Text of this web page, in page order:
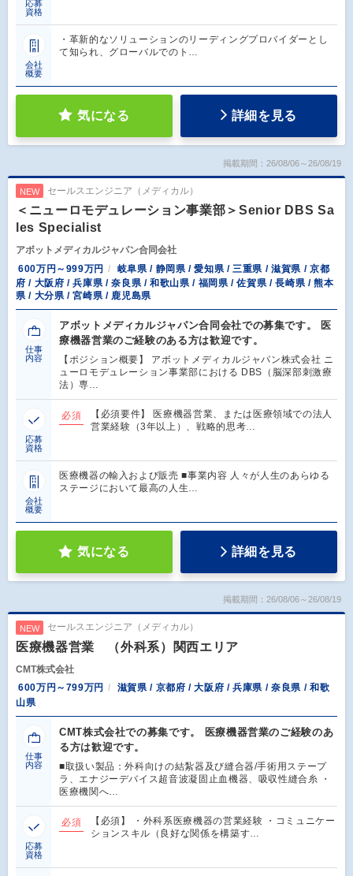
応募
資格
会社
概要
・革新的なソリューションのリーディングプロバイダーとし
て知られ、グローバルでのト…
気になる 詳細を見る
掲載期間：26/08/06～26/08/19
NEW セールスエンジニア（メディカル）
＜ニューロモデュレーション事業部＞Senior DBS Sa
les Specialist
アボットメディカルジャパン合同会社
600万円～999万円
岐阜県 / 静岡県 / 愛知県 / 三重県 / 滋賀県 / 京都
府 / 大阪府 / 兵庫県 / 奈良県 / 和歌山県 / 福岡県 / 佐賀県 / 長崎県 / 熊本
県 / 大分県 / 宮崎県 / 鹿児島県
仕事
内容
アボットメディカルジャパン合同会社での募集です。 医
療機器営業のご経験のある方は歓迎です。
【ポジション概要】 アボットメディカルジャパン株式会社 ニ
ューロモデュレーション事業部における DBS（脳深部刺激療
法）専…
応募
資格
必須
【必須要件】 医療機器営業、または医療領域での法人
営業経験（3年以上）、戦略的思考…
会社
概要
医療機器の輸入および販売 ■事業内容 人々が人生のあらゆる
ステージにおいて最高の人生…
気になる 詳細を見る
掲載期間：26/08/06～26/08/19
NEW セールスエンジニア（メディカル）
医療機器営業 （外科系）関西エリア
CMT株式会社
600万円～799万円
滋賀県 / 京都府 / 大阪府 / 兵庫県 / 奈良県 / 和歌
山県
仕事
内容
CMT株式会社での募集です。 医療機器営業のご経験のあ
る方は歓迎です。
■取扱い製品：外科向けの結紮器及び縫合器/手術用ステープ
ラ、エナジーデバイス超音波凝固止血機器、吸収性縫合糸 ・
医療機関へ…
応募
資格
必須
【必須】 ・外科系医療機器の営業経験 ・コミュニケー
ションスキル（良好な関係を構築す…